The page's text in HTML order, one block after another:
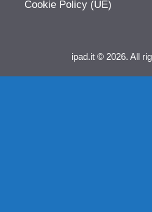
Cookie Policy (UE)
ipad.it © 2026. All